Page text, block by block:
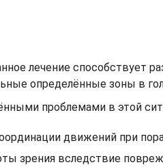
лечение способствует
определённые зоны в
проблемами в этой
движений при
зрения вследствие